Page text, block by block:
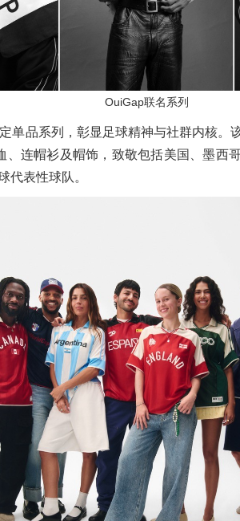
OuiGap联名系列
单品系列，彰显足球精神与社群内核。
、连帽衫及帽饰，致敬包括美国、墨西
代表性球队。